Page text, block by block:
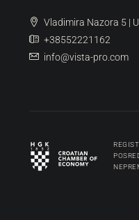
Vladimira Nazora 5 |
+38552221162
info@vista-pro.com